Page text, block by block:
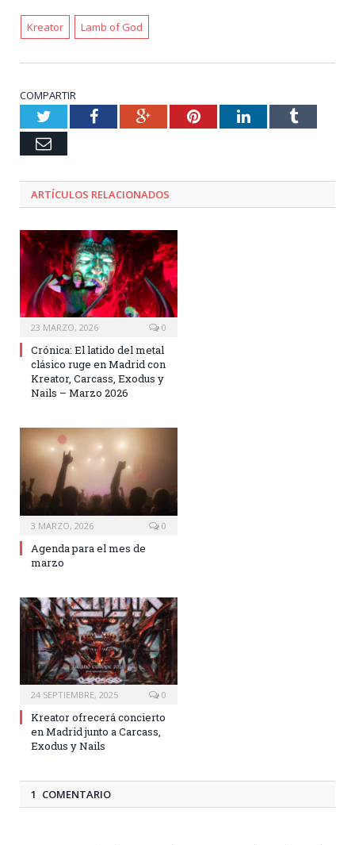
Kreator Lamb of God
COMPARTIR
TwitterFacebookGoogle+PinterestLinkedInTumblr
Email
ARTÍCULOS RELACIONADOS
23 MARZO, 2026 0
Crónica: El latido del metal
clásico ruge en Madrid con
Kreator, Carcass, Exodus y
Nails – Marzo 2026
3 MARZO, 2026 0
Agenda para el mes de
marzo
24 SEPTIEMBRE, 2025 0
Kreator ofrecerá concierto
en Madrid junto a Carcass,
Exodus y Nails
1 COMENTARIO